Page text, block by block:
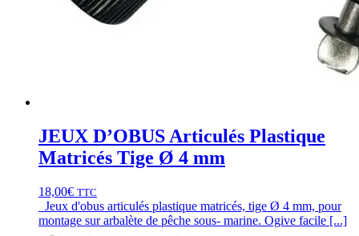
JEUX D’OBUS Articulés Plastique
Matricés Tige Ø 4 mm
18,00€ TTC
Jeux d'obus articulés plastique matricés, tige Ø 4 mm, pour
montage sur arbalète de pêche sous- marine. Ogive facile [...]